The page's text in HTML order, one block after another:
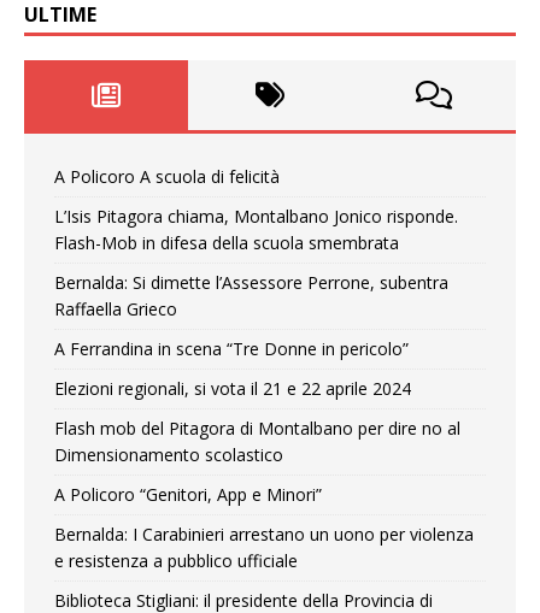
ULTIME
A Policoro A scuola di felicità
L’Isis Pitagora chiama, Montalbano Jonico risponde.
Flash-Mob in difesa della scuola smembrata
Bernalda: Si dimette l’Assessore Perrone, subentra
Raffaella Grieco
A Ferrandina in scena “Tre Donne in pericolo”
Elezioni regionali, si vota il 21 e 22 aprile 2024
Flash mob del Pitagora di Montalbano per dire no al
Dimensionamento scolastico
A Policoro “Genitori, App e Minori”
Bernalda: I Carabinieri arrestano un uono per violenza
e resistenza a pubblico ufficiale
Biblioteca Stigliani: il presidente della Provincia di